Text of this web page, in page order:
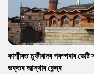
কাশ্মীৰত চুফীবাদৰ পৰম্পৰাৰ
ভক্তৰ আস্থাৰ কেন্দ্ৰ